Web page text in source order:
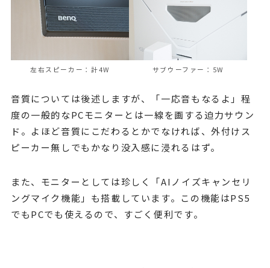
左右スピーカー：計4W サブウーファー：5W
音質については後述しますが、「一応音もなるよ」程
度の一般的なPCモニターとは一線を画する迫力サウン
ド。よほど音質にこだわるとかでなければ、外付けス
ピーカー無しでもかなり没入感に浸れるはず。
また、モニターとしては珍しく「AIノイズキャンセリ
ングマイク機能」も搭載しています。この機能はPS5
でもPCでも使えるので、すごく便利です。